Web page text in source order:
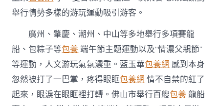
睞〉
中
舉行情勢多樣的游玩運動吸引游客。
廣州、肇慶、潮州、中山等多地舉行多項賽龍
船、包粽子等包養 端午節主題運動以及“情濃父親節”
等運動，人文游玩氣氛濃重。藍玉華包養網 感到本身
忽然被打了一巴掌，疼得眼眶包養網 情不自禁的紅了
起來，眼淚在眼眶裡打轉。佛山市舉行百艘包養 龍船